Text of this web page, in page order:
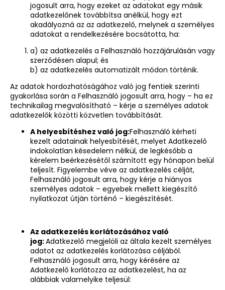
jogosult arra, hogy ezeket az adatokat egy másik
adatkezelőnek továbbítsa anélkül, hogy ezt
akadályozná az az adatkezelő, melynek a személyes
adatokat a rendelkezésére bocsátotta, ha:
a) az adatkezelés a Felhasználó hozzájárulásán vagy
szerződésen alapul; és
b) az adatkezelés automatizált módon történik.
Az adatok hordozhatóságához való jog fentiek szerinti
gyakorlása során a Felhasználó jogosult arra, hogy – ha ez
technikailag megvalósítható – kérje a személyes adatok
adatkezelők közötti közvetlen továbbítását.
A helyesbítéshez való jog:Felhasználó kérheti
kezelt adatainak helyesbítését, melyet Adatkezelő
indokolatlan késedelem nélkül, de legkésőbb a
kérelem beérkezésétől számított egy hónapon belül
teljesít. Figyelembe véve az adatkezelés célját,
Felhasználó jogosult arra, hogy kérje a hiányos
személyes adatok – egyebek mellett kiegészítő
nyilatkozat útján történő – kiegészítését.
Az adatkezelés korlátozásához való
jog:Adatkezelő megjelöli az általa kezelt személyes
adatot az adatkezelés korlátozása céljából.
Felhasználó jogosult arra, hogy kérésére az
Adatkezelő korlátozza az adatkezelést, ha az
alábbiak valamelyike teljesül: